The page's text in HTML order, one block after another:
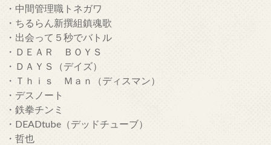
・中間管理職トネガワ
・ちるらん新撰組鎮魂歌
・出会って５秒でバトル
・ＤＥＡＲ ＢＯＹＳ
・ＤＡＹＳ（デイズ）
・Ｔｈｉｓ Ｍａｎ（ディスマン）
・デスノート
・鉄拳チンミ
・DEADtube（デッドチューブ）
・哲也